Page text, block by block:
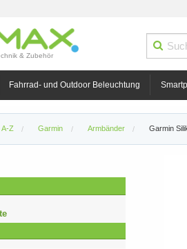
& Zubehör
Fahrrad- und Outdoor Beleuchtung
A-Z Garmin Armbänder Garmin